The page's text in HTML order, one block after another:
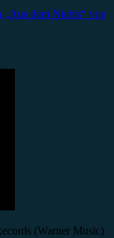
dem Nichts“ von
(Warner Music)